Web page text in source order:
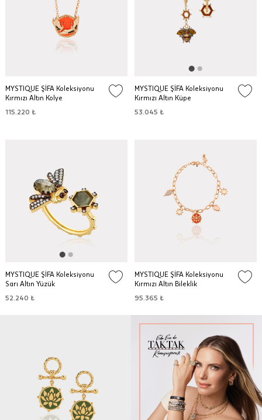
MYSTIQUE ŞİFA Koleksiyonu
Kırmızı Altın Kolye
115.220 ₺
MYSTIQUE ŞİFA Koleksiyonu
Kırmızı Altın Küpe
53.045 ₺
MYSTIQUE ŞİFA Koleksiyonu
Sarı Altın Yüzük
52.240 ₺
MYSTIQUE ŞİFA Koleksiyonu
Kırmızı Altın Bileklik
95.365 ₺